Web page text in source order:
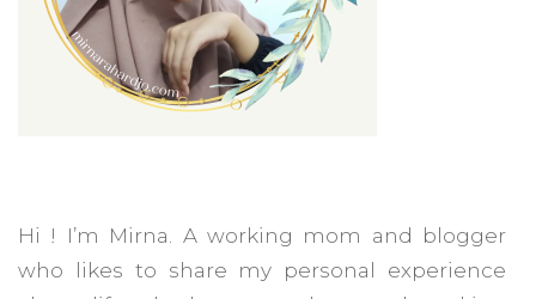
Hi ! I’m Mirna. A working mom and blogger
who likes to share my personal experience